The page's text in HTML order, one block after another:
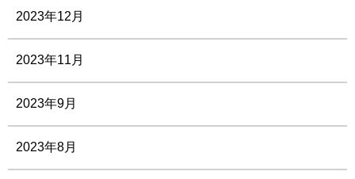
2023年12月
2023年11月
2023年9月
2023年8月